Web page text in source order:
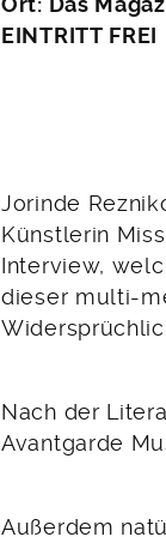
Ort: Das
EINTRITT FREI
Jorinde
Künstlerin
Interview,
dieser multi-
Nach der
Avantgarde
Außerdem